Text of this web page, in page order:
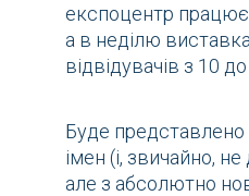
експоцентр
а в неділю
відвідувачів з 10
Буде представлено
імен (і, звичайно,
але з абсолютно